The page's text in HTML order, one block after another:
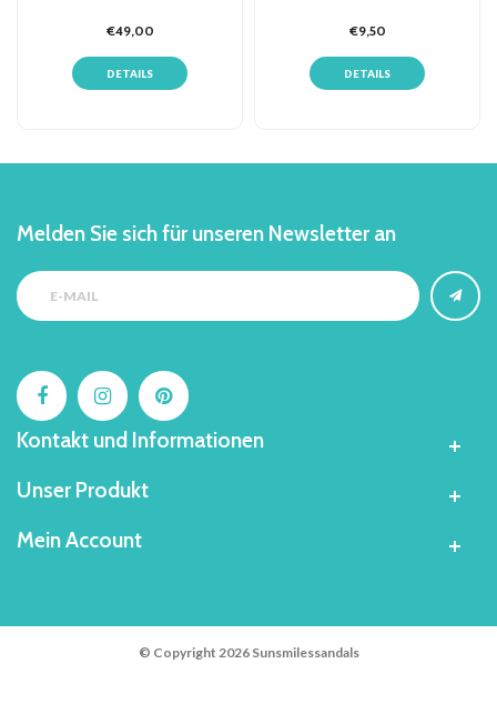
€49,00
DETAILS
€9,50
DETAILS
Melden Sie sich für unseren Newsletter an
Kontakt und Informationen
Unser Produkt
Mein Account
© Copyright 2026 Sunsmilessandals